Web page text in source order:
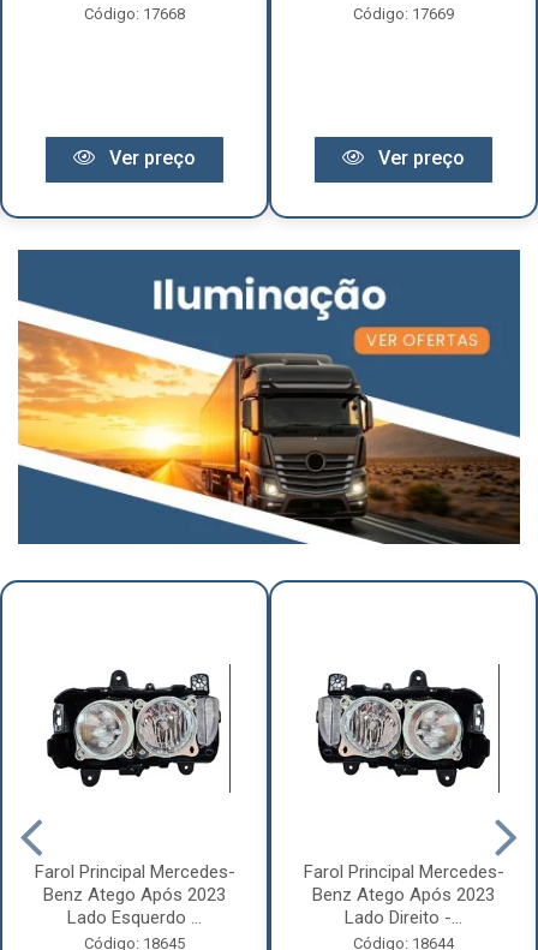
Código: 17668
Ver preço
Código: 17669
Ver preço
Farol Principal Mercedes-
Benz Atego Após 2023
Lado Esquerdo ...
Código: 18645
Farol Principal Mercedes-
Benz Atego Após 2023
Lado Direito -...
Código: 18644